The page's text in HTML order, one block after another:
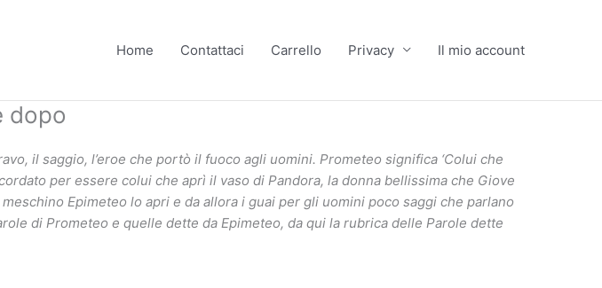
Home Contattaci Carrello Privacy Il mio account
dopo
il saggio, l’eroe che portò il fuoco agli uomini. Prometeo significa ‘Colui che
per essere colui che aprì il vaso di Pandora, la donna bellissima che Giove
Epimeteo lo apri e da allora i guai per gli uomini poco saggi che parlano
di Prometeo e quelle dette da Epimeteo, da qui la rubrica delle Parole dette